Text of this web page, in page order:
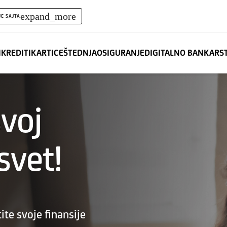
SAJTAexpand_more
KREDITIKARTICEŠTEDNJAOSIGURANJEDIGITALNO
svoje finansije